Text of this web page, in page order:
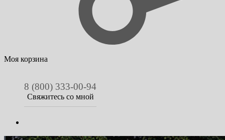
Моя корзина
8 (800) 333-00-94
Свяжитесь со мной